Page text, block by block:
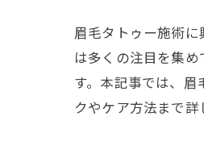
眉毛タトゥー施術
は多くの注目を集
す。本記事では、
クやケア方法まで